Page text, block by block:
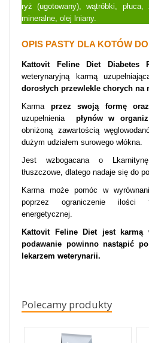
ryż (ugotowany), wątróbki, płuca,
mineralne, olej lniany.
OPIS PASTY DLA KOTÓW
Kattovit Feline Diet Diabetes
weterynaryjną karmą
dorosłych przewlekle chorych na
Karma przez swoją formę
uzupełnienia płynów w
obniżoną zawartością
dużym udziałem surowego włókna.
Jest wzbogacana o
tłuszczowe, dlatego nadaje się do
Karma może pomóc w
poprzez ograniczenie ilości
energetycznej.
Kattovit Feline Diet jestkarmą
podawanie powinno nastąpić
lekarzem weterynarii.
Polecamy produkty